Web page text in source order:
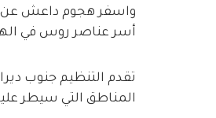
أسر عناصر روس في
تقدم التنظيم جنوب
المناطق التي سيطر